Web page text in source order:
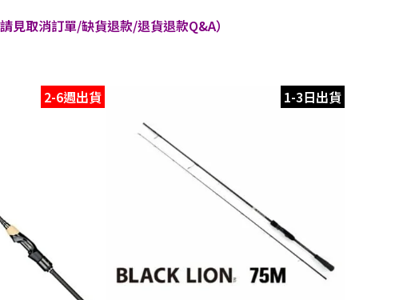
見取消訂單/缺貨退款/退貨退款Q&A）
2-6週出貨 1-3日出貨